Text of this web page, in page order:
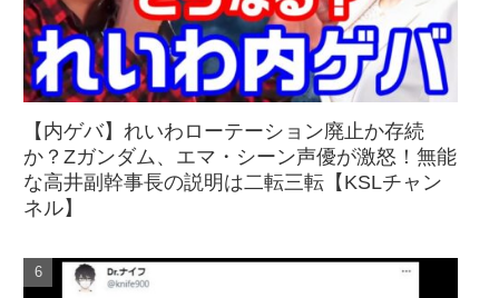
【内ゲバ】れいわローテーション廃止か存続
か？Zガンダム、エマ・シーン声優が激怒！無能
な高井副幹事長の説明は二転三転【KSLチャン
ネル】